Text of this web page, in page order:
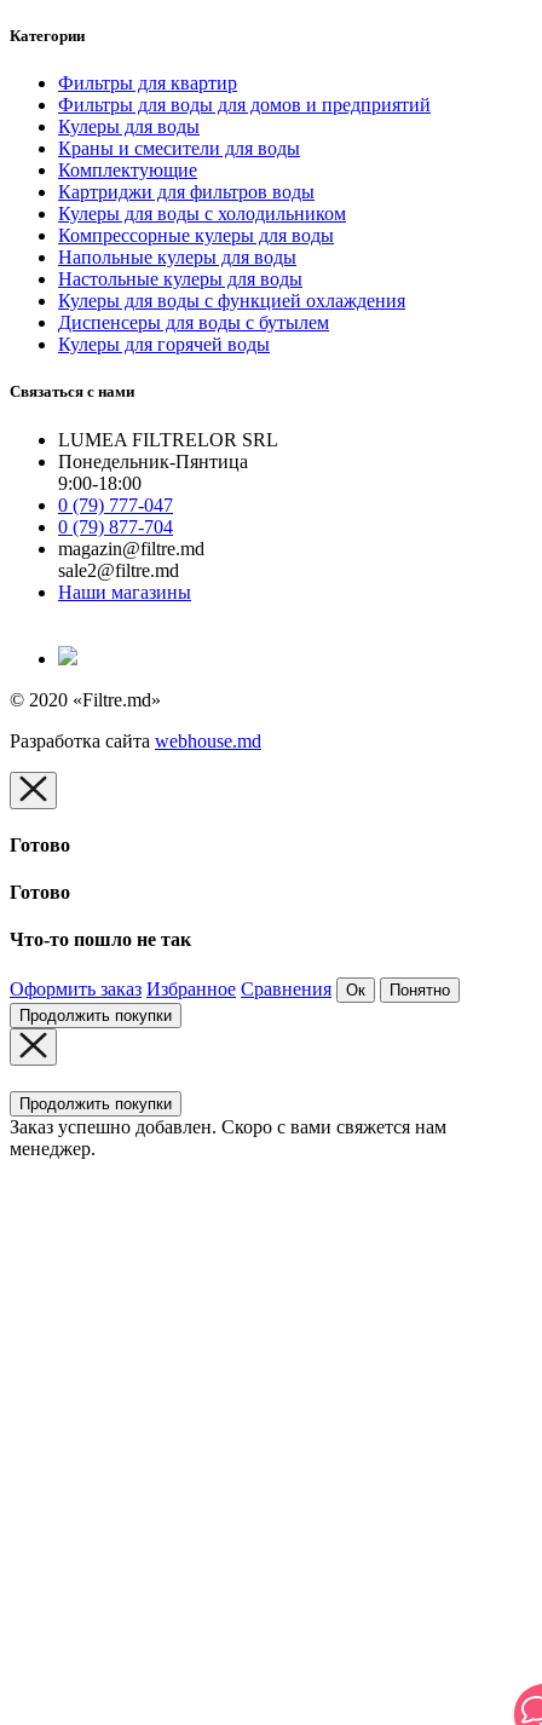
Категории
Фильтры для квартир
Фильтры для воды для домов и предприятий
Кулеры для воды
Краны и смесители для воды
Комплектующие
Картриджи для фильтров воды
Кулеры для воды с холодильником
Компрессорные кулеры для воды
Напольные кулеры для воды
Настольные кулеры для воды
Кулеры для воды с функцией охлаждения
Диспенсеры для воды с бутылем
Кулеры для горячей воды
Связаться с нами
LUMEA FILTRELOR SRL
Понедельник-Пянтица
9:00-18:00
0 (79) 777-047
0 (79) 877-704
magazin@filtre.md
sale2@filtre.md
Наши магазины
© 2020 «Filtre.md»
Разработка сайта webhouse.md
Готово
Готово
Что-то пошло не так
Оформить заказ Избранное Сравнения Ок
Понятно
Продолжить покупки
Продолжить покупки
Заказ успешно добавлен. Скоро с вами свяжется нам
менеджер.